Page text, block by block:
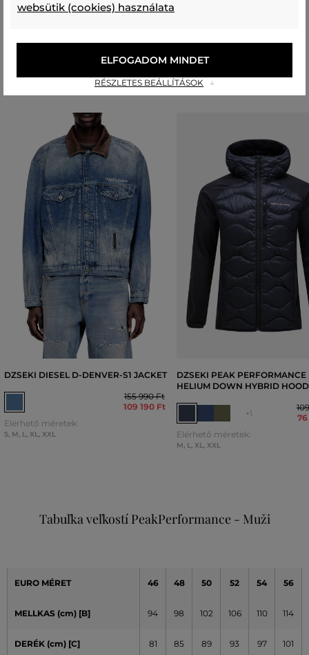
POLIÉSZTER
Ajánlott termékek
DZSEKI DIESEL D-DENVER-S1 JACKET
155 990 Ft
109 190 Ft
Elérhető méretek:
S, M, L, XL, XXL
DZSEKI PEAK PERFORMANCE
HELIUM DOWN HYBRID
+1
Elérhető méretek:
M, L, XL, XXL
Tabuľka veľkostí PeakPerformance - Muži
EURO MÉRET 46 48 50 52 54 56
MELLKAS (cm) [B] 94 98 102 106 110 114
DERÉK (cm) [C] 81 85 89 93 97 101
websütik (cookies) használata
RÉSZLETES BEÁLLÍTÁSOK
ELFOGADOM MINDET